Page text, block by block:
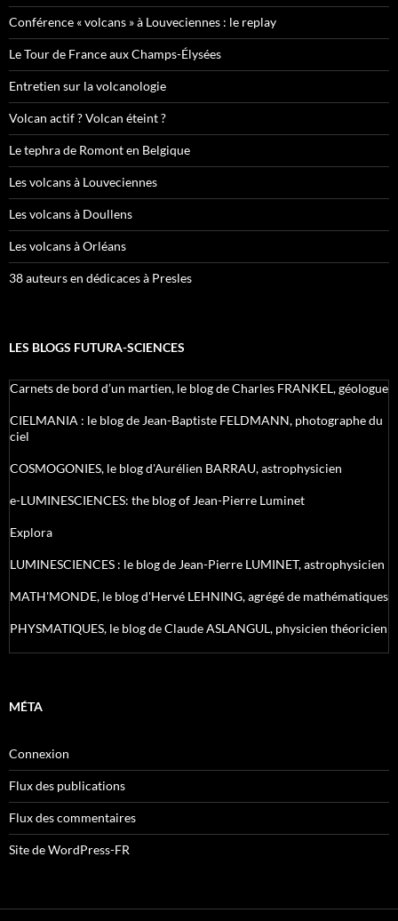
Conférence « volcans » à Louveciennes : le replay
Le Tour de France aux Champs-Élysées
Entretien sur la volcanologie
Volcan actif ? Volcan éteint ?
Le tephra de Romont en Belgique
Les volcans à Louveciennes
Les volcans à Doullens
Les volcans à Orléans
38 auteurs en dédicaces à Presles
LES BLOGS FUTURA-SCIENCES
Carnets de bord d’un martien, le blog de Charles FRANKEL, géologue
CIELMANIA : le blog de Jean-Baptiste FELDMANN, photographe du
ciel
COSMOGONIES, le blog d'Aurélien BARRAU, astrophysicien
e-LUMINESCIENCES: the blog of Jean-Pierre Luminet
Explora
LUMINESCIENCES : le blog de Jean-Pierre LUMINET, astrophysicien
MATH'MONDE, le blog d'Hervé LEHNING, agrégé de mathématiques
PHYSMATIQUES, le blog de Claude ASLANGUL, physicien théoricien
MÉTA
Connexion
Flux des publications
Flux des commentaires
Site de WordPress-FR